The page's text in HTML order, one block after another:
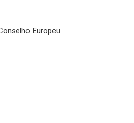
Europeu